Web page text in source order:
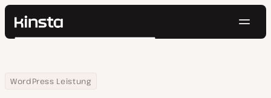
Kinsta®
Preise
Suchen
Home
Ressourcen Center
WordPress Leistung
So skalierst du deine Website für den Black Friday mit dem